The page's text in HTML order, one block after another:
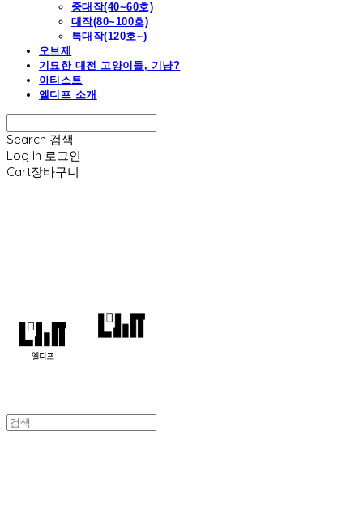
중대작(40~60호)
대작(80~100호)
특대작(120호~)
오브제
기묘한 대전 고양이들, 기냥?
아티스트
엘디프 소개
Search 검색
Log In 로그인
Cart장바구니